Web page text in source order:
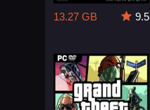
13.27 GB
9.5